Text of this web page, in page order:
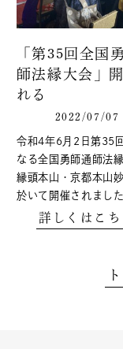
「第35回全国
師法縁大会」
れる
2022/07/07
令和4年6月2日第35
なる全国勇師通師法
縁頭本山・京都本山
於いて開催されまし
詳しくはこち